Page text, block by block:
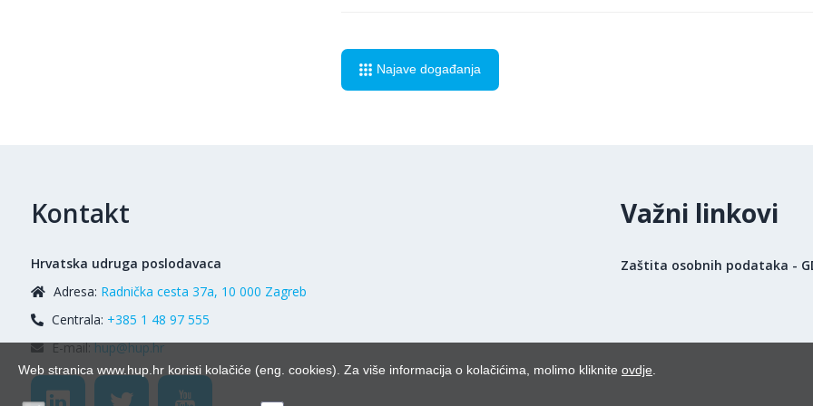
Najave događanja
Kontakt
Hrvatska udruga poslodavaca
Adresa: Radnička cesta 37a, 10 000 Zagreb
Centrala: +385 1 48 97 555
E-mail:hup@hup.hr
Važni linkovi
Zaštita osobnih podataka -
Web stranica www.hup.hr koristi kolačiće (eng. cookies). Za više informacija o kolačićima, molimo kliknite ovdje